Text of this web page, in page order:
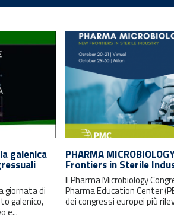
galenica
giornata di
galenico,
e...
PHARMA
Frontiers in Sterile
Il Pharma Microbiology
Pharma Education Center
dei congressi europei più